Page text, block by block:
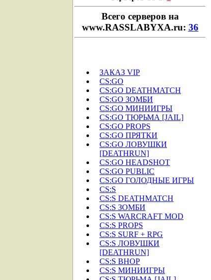
Всего cерверов на
www.RASSLABYXA.ru: 36
ЗАКАЗ VIP
CS:GO
CS:GO DEATHMATCH
CS:GO ЗОМБИ
CS:GO МИНИИГРЫ
CS:GO ТЮРЬМА [JAIL]
CS:GO PROPS
CS:GO ПРЯТКИ
CS:GO ЛОВУШКИ
[DEATHRUN]
CS:GO HEADSHOT
CS:GO PUBLIC
CS:GO ГОЛОДНЫЕ ИГРЫ
CS:S
CS:S DEATHMATCH
CS:S ЗОМБИ
CS:S WARCRAFT MOD
CS:S PROPS
CS:S SURF + RPG
CS:S ЛОВУШКИ
[DEATHRUN]
CS:S BHOP
CS:S МИНИИГРЫ